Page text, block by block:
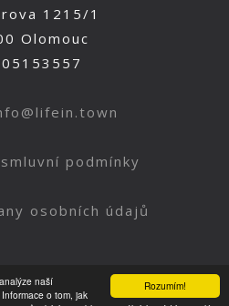
Rozumím!
naší
o tom, jak
1215/1
Olomouc
podmínky
osobních údajů